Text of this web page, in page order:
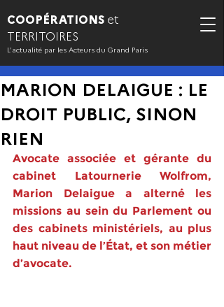
L’actualité par les Acteurs du Grand Paris
COOPÉRATIONS et
TERRITOIRES
MARION DELAIGUE : LE
DROIT PUBLIC, SINON
RIEN
Avocate associée et gérante du
cabinet Latournerie Wolfrom,
Marion Delaigue a alterné les
missions au sein du Parlement ou
des cabinets ministériels, au plus
haut niveau de l’État, et son métier
d’avocate.